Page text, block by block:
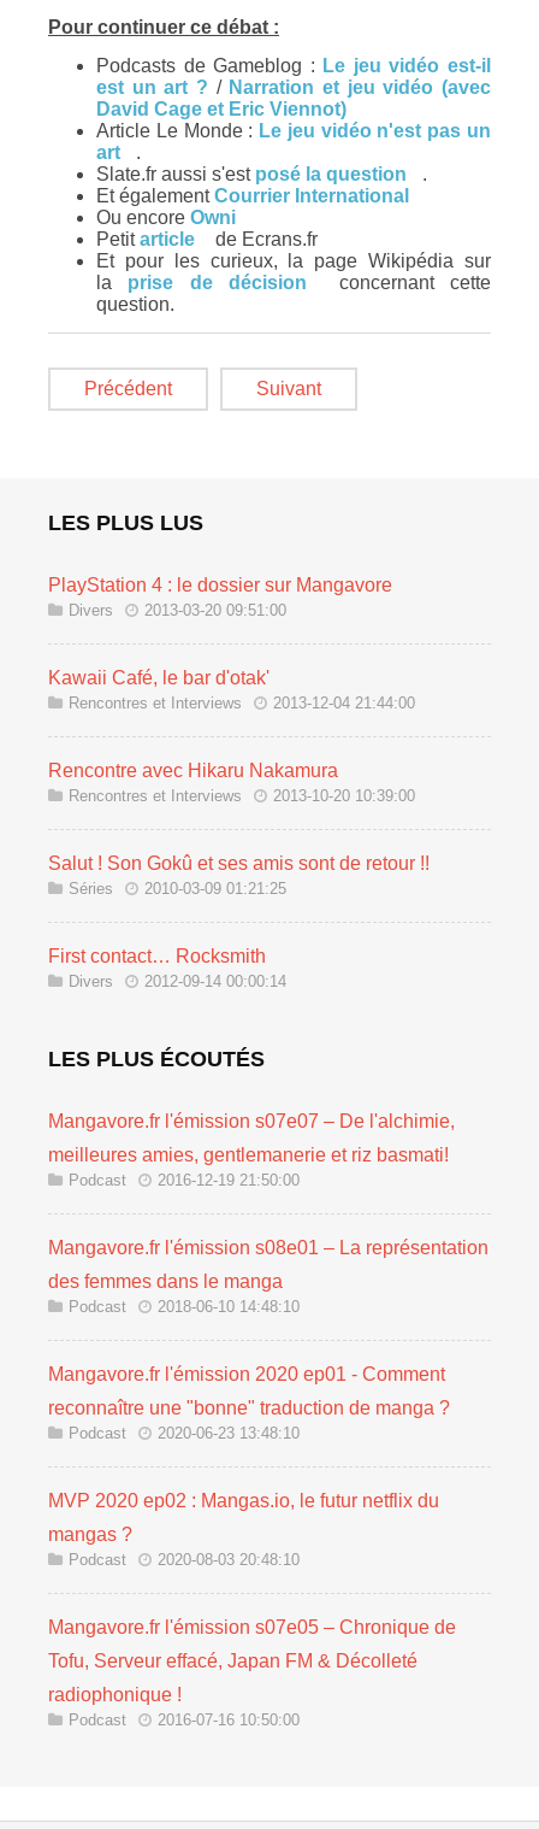
Pour continuer ce débat :
Podcasts de Gameblog : Le jeu vidéo est-il
est un art ? / Narration et jeu vidéo (avec
David Cage et Eric Viennot)
Article Le Monde : Le jeu vidéo n'est pas un
art
.
Slate.fr aussi s'est posé la question
.
Et égalementCourrier International
Ou encore Owni
Petitarticle
de Ecrans.fr
Et pour les curieux, la page Wikipédia sur
la prise de décision
concernant cette
question.
Précédent Suivant
LES PLUS LUS
PlayStation 4 : le dossier sur Mangavore
Divers 2013-03-20 09:51:00
Kawaii Café, le bar d'otak'
Rencontres et Interviews 2013-12-04 21:44:00
Rencontre avec Hikaru Nakamura
Rencontres et Interviews 2013-10-20 10:39:00
Salut ! Son Gokû et ses amis sont de retour !!
Séries 2010-03-09 01:21:25
First contact… Rocksmith
Divers 2012-09-14 00:00:14
LES PLUS ÉCOUTÉS
Mangavore.fr l'émission s07e07 – De l'alchimie,
meilleures amies, gentlemanerie et riz basmati!
Podcast 2016-12-19 21:50:00
Mangavore.fr l'émission s08e01 – La représentation
des femmes dans le manga
Podcast 2018-06-10 14:48:10
Mangavore.fr l'émission 2020 ep01 - Comment
reconnaître une "bonne" traduction de manga ?
Podcast 2020-06-23 13:48:10
MVP 2020 ep02 : Mangas.io, le futur netflix du
mangas ?
Podcast 2020-08-03 20:48:10
Mangavore.fr l'émission s07e05 – Chronique de
Tofu, Serveur effacé, Japan FM & Décolleté
radiophonique !
Podcast 2016-07-16 10:50:00